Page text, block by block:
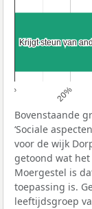
0% 20%
Krijgt steun van
Krijgt steun van
Bovenstaande
‘Sociale
voor de wijk
getoond wat
Moergestel is
toepassing is.
leeftijdsgroep